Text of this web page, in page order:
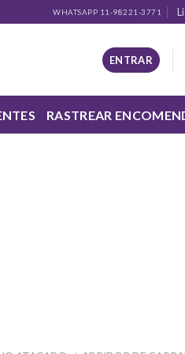
WHATSAPP 11-98221-3771
ENTRAR
RASTREAR